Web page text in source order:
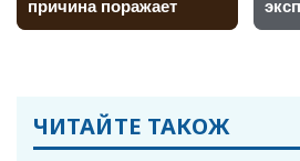
ЧИТАЙТЕ ТАКОЖ